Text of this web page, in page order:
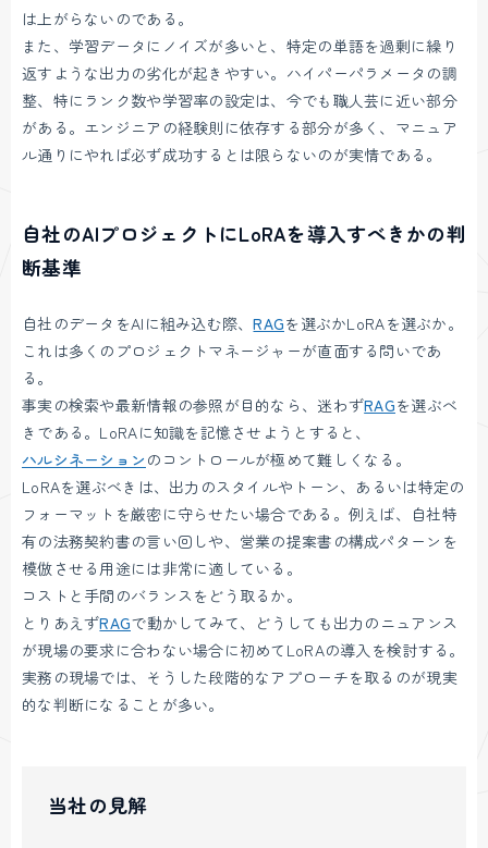
は上がらないのである。
また、学習データにノイズが多いと、特定の単語を過剰に繰り
返すような出力の劣化が起きやすい。ハイパーパラメータの調
整、特にランク数や学習率の設定は、今でも職人芸に近い部分
がある。エンジニアの経験則に依存する部分が多く、マニュア
ル通りにやれば必ず成功するとは限らないのが実情である。
自社のAIプロジェクトにLoRAを導入すべきかの判
断基準
自社のデータをAIに組み込む際、RAGを選ぶかLoRAを選ぶか。
これは多くのプロジェクトマネージャーが直面する問いであ
る。
事実の検索や最新情報の参照が目的なら、迷わずRAGを選ぶべ
きである。LoRAに知識を記憶させようとすると、
ハルシネーション のコントロールが極めて難しくなる。
LoRAを選ぶべきは、出力のスタイルやトーン、あるいは特定の
フォーマットを厳密に守らせたい場合である。例えば、自社特
有の法務契約書の言い回しや、営業の提案書の構成パターンを
模倣させる用途には非常に適している。
コストと手間のバランスをどう取るか。
とりあえずRAGで動かしてみて、どうしても出力のニュアンス
が現場の要求に合わない場合に初めてLoRAの導入を検討する。
実務の現場では、そうした段階的なアプローチを取るのが現実
的な判断になることが多い。
当社の見解